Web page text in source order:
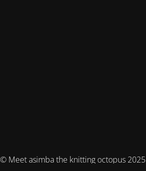
© Meet asimba the knitting octopus 2025